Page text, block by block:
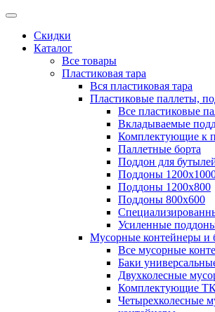
Скидки
Каталог
Все товары
Пластиковая тара
Вся пластиковая тара
Пластиковые паллеты,
Все пластиковые
Вкладываемые
Комплектующие к
Паллетные борта
Поддон для
Поддоны
Поддоны 1200х800
Поддоны 800х600
Усиленные
Мусорные контейнеры и
Все мусорные
Баки
Двухколесные
Комплектующие
Четырехколесные